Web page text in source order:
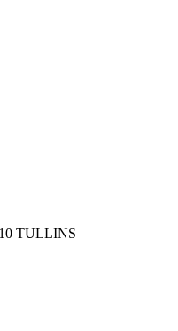
TULLINS